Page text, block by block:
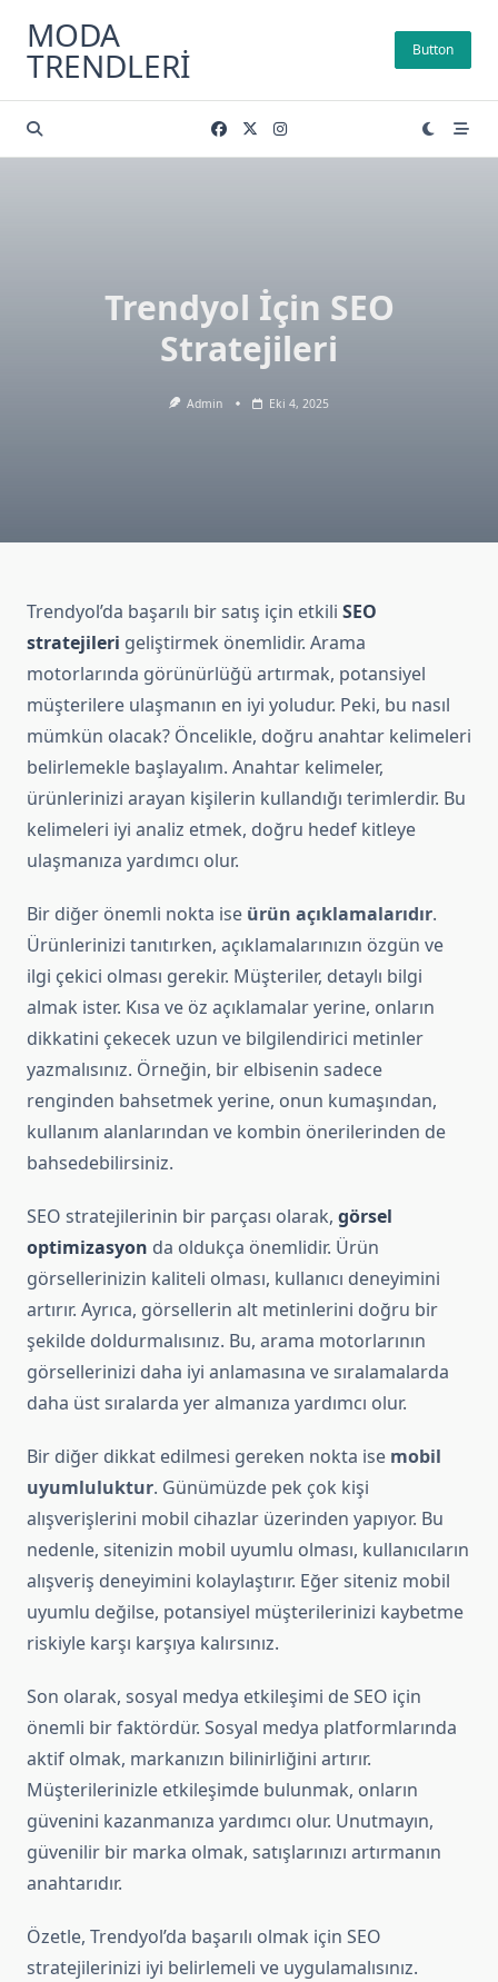
content
MODA
TRENDLERI Button
Trendyol İçin SEO
Stratejileri
Admin Eki 4, 2025
Trendyol’da başarılı bir satış için etkili SEO
stratejileri geliştirmek önemlidir. Arama
motorlarında görünürlüğü artırmak, potansiyel
müşterilere ulaşmanın en iyi yoludur. Peki, bu nasıl
mümkün olacak? Öncelikle, doğru anahtar kelimeleri
belirlemekle başlayalım. Anahtar kelimeler,
ürünlerinizi arayan kişilerin kullandığı terimlerdir. Bu
kelimeleri iyi analiz etmek, doğru hedef kitleye
ulaşmanıza yardımcı olur.
Bir diğer önemli nokta ise ürün açıklamalarıdır.
Ürünlerinizi tanıtırken, açıklamalarınızın özgün ve
ilgi çekici olması gerekir. Müşteriler, detaylı bilgi
almak ister. Kısa ve öz açıklamalar yerine, onların
dikkatini çekecek uzun ve bilgilendirici metinler
yazmalısınız. Örneğin, bir elbisenin sadece
renginden bahsetmek yerine, onun kumaşından,
kullanım alanlarından ve kombin önerilerinden de
bahsedebilirsiniz.
SEO stratejilerinin bir parçası olarak, görsel
optimizasyon da oldukça önemlidir. Ürün
görsellerinizin kaliteli olması, kullanıcı deneyimini
artırır. Ayrıca, görsellerin alt metinlerini doğru bir
şekilde doldurmalısınız. Bu, arama motorlarının
görsellerinizi daha iyi anlamasına ve sıralamalarda
daha üst sıralarda yer almanıza yardımcı olur.
Bir diğer dikkat edilmesi gereken nokta ise mobil
uyumluluktur. Günümüzde pek çok kişi
alışverişlerini mobil cihazlar üzerinden yapıyor. Bu
nedenle, sitenizin mobil uyumlu olması, kullanıcıların
alışveriş deneyimini kolaylaştırır. Eğer siteniz mobil
uyumlu değilse, potansiyel müşterilerinizi kaybetme
riskiyle karşı karşıya kalırsınız.
Son olarak, sosyal medya etkileşimi de SEO için
önemli bir faktördür. Sosyal medya platformlarında
aktif olmak, markanızın bilinirliğini artırır.
Müşterilerinizle etkileşimde bulunmak, onların
güvenini kazanmanıza yardımcı olur. Unutmayın,
güvenilir bir marka olmak, satışlarınızı artırmanın
anahtarıdır.
Özetle, Trendyol’da başarılı olmak için SEO
stratejilerinizi iyi belirlemeli ve uygulamalısınız.